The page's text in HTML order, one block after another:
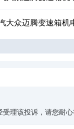
大众迈腾变速箱机
理该投诉，请您耐